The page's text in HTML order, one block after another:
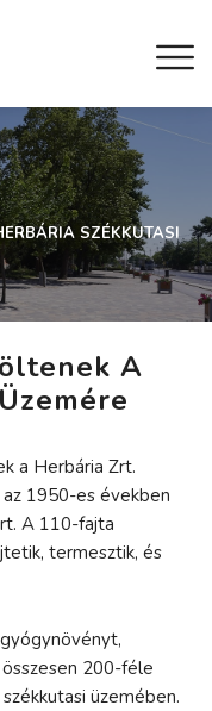
SZÉKKUTASI
A
a Herbária Zrt.
1950-es években
A 110-fajta
termesztik, és
200-féle
üzemében.